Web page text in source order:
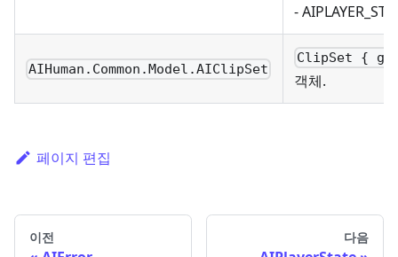
-
AIHuman.Common.Model.AIClipSet
ClipSet {
객체.
페이지 편집
이전 다음